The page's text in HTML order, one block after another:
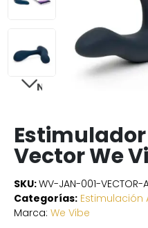
NEXT
Vector We
SKU:WV-JAN-001-VECTOR-
Categorías: Estimulación
Marca: We Vibe